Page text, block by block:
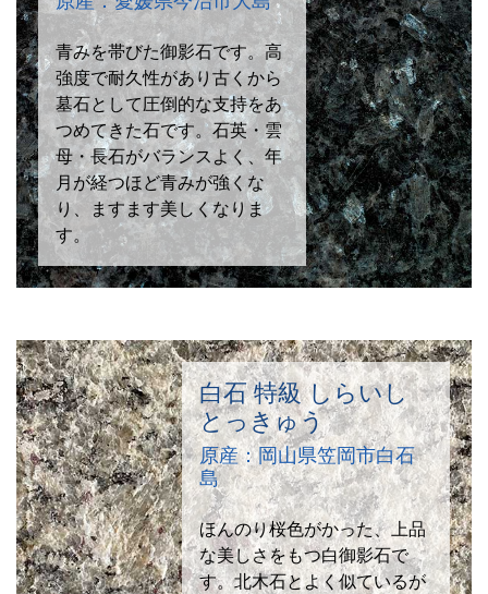
青みを帯びた御影石です。高
強度で耐久性があり古くから
墓石として圧倒的な支持をあ
つめてきた石です。石英・雲
母・長石がバランスよく、年
月が経つほど青みが強くな
り、ますます美しくなりま
す。
白石 特級 しらいし
とっきゅう
原産：岡山県笠岡市白石
島
ほんのり桜色がかった、上品
な美しさをもつ白御影石で
す。北木石とよく似ているが